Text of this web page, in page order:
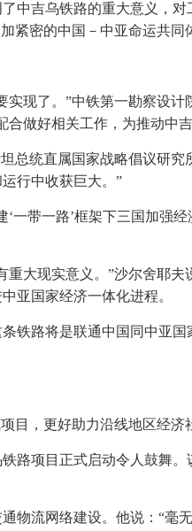
中吉乌铁路的重大意义，
紧密的中国－中亚命运共同
现了。”中铁第一勘察设
做好相关工作，为推动中
总统直属国家战略倡议研
行中收获巨大。”
带一路’框架下三国加强
大现实意义。”沙尔舍耶
亚国家经济一体化进程。
铁路将是联通中国同中亚
目，更好助力沿线地区经济
路项目正式启动令人鼓舞
流网络建设。他说：“毫